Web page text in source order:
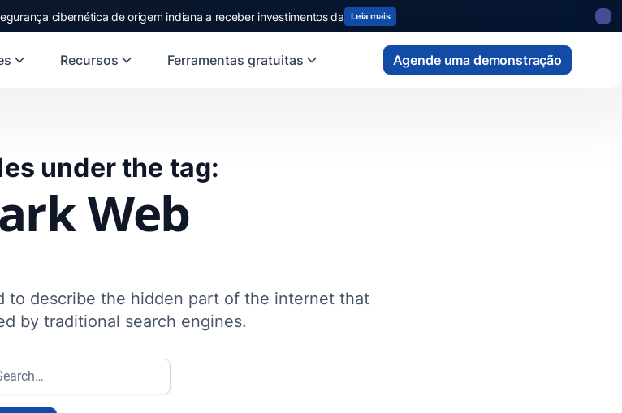
cibernética de origem indiana a receber investimentos da Leia mais
Recursos Ferramentas gratuitas Agende uma demonstração
under the tag:
Web
to describe the hidden part of the internet that
by traditional search engines.